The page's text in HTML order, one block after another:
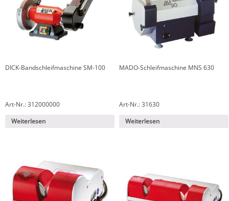
DICK-Bandschleifmaschine SM-100
Art-Nr.: 312000000
Weiterlesen
MADO-Schleifmaschine MNS 630
Art-Nr.: 31630
Weiterlesen